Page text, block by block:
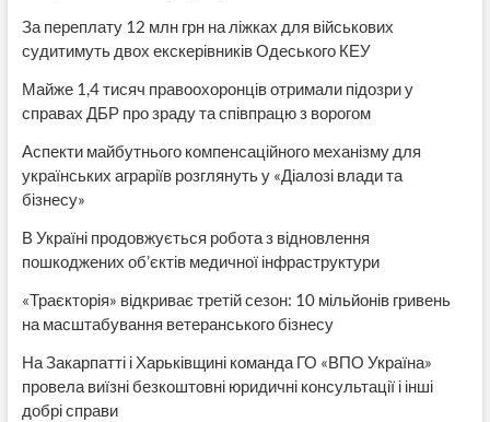
За переплату 12 млн грн на ліжках для військових
судитимуть двох екскерівників Одеського КЕУ
Майже 1,4 тисяч правоохоронців отримали підозри у
справах ДБР про зраду та співпрацю з ворогом
Аспекти майбутнього компенсаційного механізму для
українських аграріїв розглянуть у «Діалозі влади та
бізнесу»
В Україні продовжується робота з відновлення
пошкоджених об’єктів медичної інфраструктури
«Траєкторія» відкриває третій сезон: 10 мільйонів гривень
на масштабування ветеранського бізнесу
На Закарпатті і Харьківщині команда ГО «ВПО Україна»
провела виїзні безкоштовні юридичні консультації і інші
добрі справи